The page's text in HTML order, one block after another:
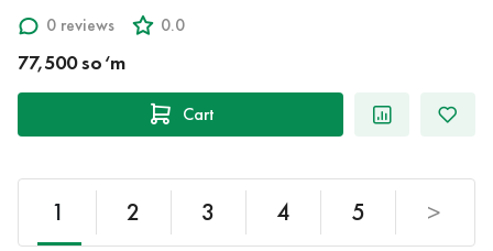
0 reviews
0.0
77,500 so‘m
Cart
1 2 3 4 5 >